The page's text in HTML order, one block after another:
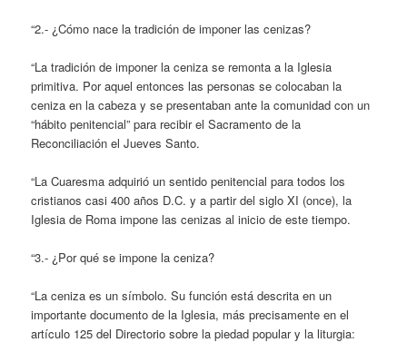
“2.- ¿Cómo nace la tradición de imponer las cenizas?
“La tradición de imponer la ceniza se remonta a la Iglesia
primitiva. Por aquel entonces las personas se colocaban la
ceniza en la cabeza y se presentaban ante la comunidad con un
“hábito penitencial” para recibir el Sacramento de la
Reconciliación el Jueves Santo.
“La Cuaresma adquirió un sentido penitencial para todos los
cristianos casi 400 años D.C. y a partir del siglo XI (once), la
Iglesia de Roma impone las cenizas al inicio de este tiempo.
“3.- ¿Por qué se impone la ceniza?
“La ceniza es un símbolo. Su función está descrita en un
importante documento de la Iglesia, más precisamente en el
artículo 125 del Directorio sobre la piedad popular y la liturgia: